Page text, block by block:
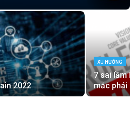
2022
XU HƯỚNG
7 sai lầm
mắc phải